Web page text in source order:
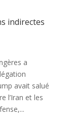
indirectes
a
avait salué
l’Iran et les